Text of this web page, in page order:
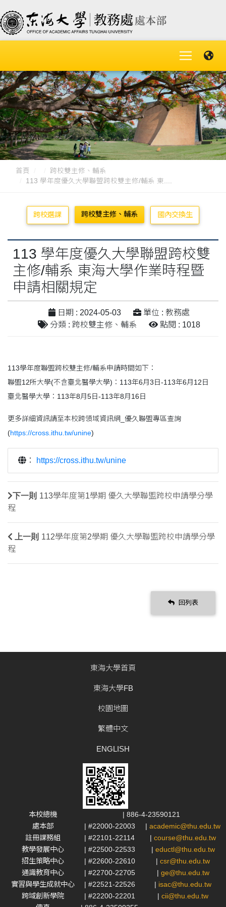
首頁
跨校雙主修、輔系
113 學年度優久大學聯盟跨校雙主修/輔系 東....
跨校選課 跨校雙主修、輔系 國內交換生
113 學年度優久大學聯盟跨校雙
主修/輔系 東海大學作業時程暨
申請相關規定
日期 : 2024-05-03
單位 : 教務處
分類 : 跨校雙主修、輔系
點閱 : 1018
113學年度聯盟跨校雙主修/輔系申請時間如下：
聯盟12所大學(不含臺北醫學大學)：113年6月3日-113年6月12日
臺北醫學大學：113年8月5日-113年8月16日
更多詳細資訊請至本校跨領域資訊網_優久聯盟專區查詢
(https://cross.ithu.tw/unine)
： https://cross.ithu.tw/unine
下一則 113學年度第1學期 優久大學聯盟跨校申請學分學
程
上一則 112學年度第2學期 優久大學聯盟跨校申請學分學
程
回列表
東海大學首頁
東海大學FB
校園地圖
繁體中文
ENGLISH
本校總機
| 886-4-23590121
處本部
| #22000-22003 | academic@thu.edu.tw
註冊課務組
| #22101-22114 | course@thu.edu.tw
教學發展中心
| #22500-22533 | eductl@thu.edu.tw
招生策略中心
| #22600-22610 | csr@thu.edu.tw
通識教育中心
| #22700-22705 | ge@thu.edu.tw
實習與學生成就中心
| #22521-22526 | isac@thu.edu.tw
跨域創新學院
| #22200-22201 | cii@thu.edu.tw